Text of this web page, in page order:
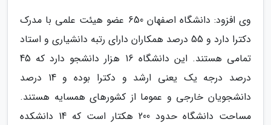
وی افزود: دانشگاه اصفهان 650 عضو هیئت علمی با مدرک
دکترا دارد و 55 درصد همکاران دارای رتبه دانشیاری و استاد
تمامی هستند. این دانشگاه 16 هزار دانشجو دارد که 45
درصد درجه یک یعنی ارشد و دکترا بوده و 14 درصد
دانشجویان خارجی و عموما از کشورهای همسایه هستند.
مساحت دانشگاه حدود 200 هکتار است که 14 دانشکده